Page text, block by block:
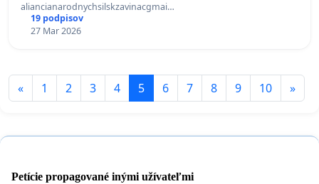
aliancianarodnychsilskzavinacgmai…
19 podpisov
27 Mar 2026
« 1 2 3 4 5 6 7 8 9 10 »
Petície propagované inými užívateľmi